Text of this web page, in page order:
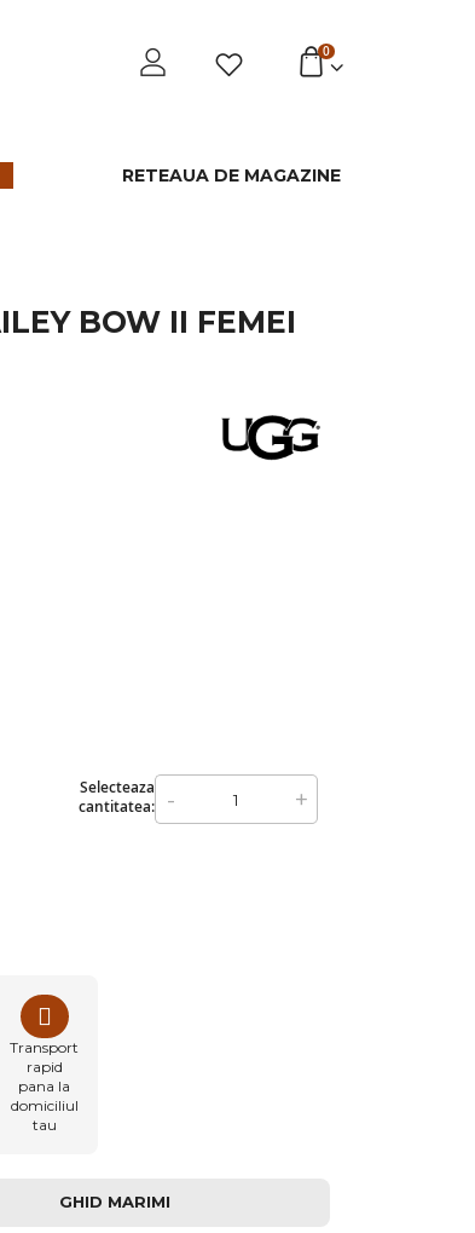
0
RETEAUA DE MAGAZINE
BOW II FEMEI
Selecteaza
cantitatea:
- +
Transport
rapid
pana la
domiciliul
tau
GHID MARIMI